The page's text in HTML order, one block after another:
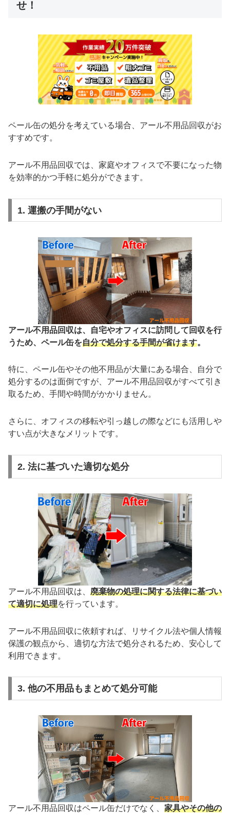
せ！
ペール缶の処分を考えている場合、アール不用品回収がお
すすめです。
アール不用品回収では、家庭やオフィスで不要になった物
を効率的かつ手軽に処分ができます。
1. 運搬の手間がない
アール不用品回収は、自宅やオフィスに訪問して回収を行
うため、ペール缶を自分で処分する手間が省けます。
特に、ペール缶やその他不用品が大量にある場合、自分で
処分するのは面倒ですが、アール不用品回収がすべて引き
取るため、手間や時間がかかりません。
さらに、オフィスの移転や引っ越しの際などにも活用しや
すい点が大きなメリットです。
2. 法に基づいた適切な処分
アール不用品回収は、 廃棄物の処理に関する法律に基づい
て適切に処理を行っています。
アール不用品回収に依頼すれば、リサイクル法や個人情報
保護の観点から、適切な方法で処分されるため、安心して
利用できます。
3. 他の不用品もまとめて処分可能
アール不用品回収はペール缶だけでなく、 家具やその他の